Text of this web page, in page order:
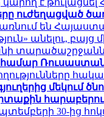
ուժեղացված
են
անելու,
համար
մեկում
30-ից